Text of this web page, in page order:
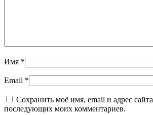
Имя *
Email *
Сохранить моё имя, email и адрес
последующих моих комментариев.